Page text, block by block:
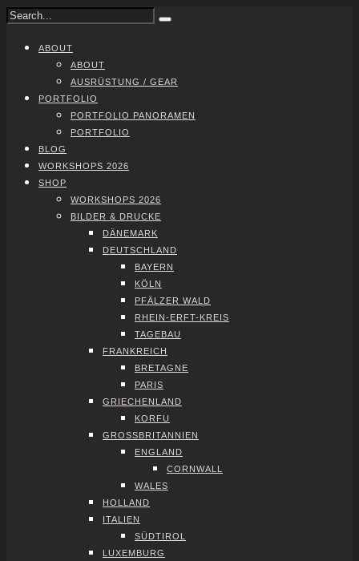
ABOUT
ABOUT
AUS­RÜS­TUNG / GEAR
PORT­FO­LIO
PORT­FO­LIO PAN­ORA­MEN
PORT­FO­LIO
BLOG
WORK­SHOPS 2026
SHOP
WORK­SHOPS 2026
BIL­DER & DRU­CKE
DÄNE­MARK
DEUTSCH­LAND
BAY­ERN
KÖLN
PFÄL­ZER WALD
RHEIN-ERFT-KREIS
TAGE­BAU
FRANK­REICH
BRE­TA­GNE
PARIS
GRIE­CHEN­LAND
KOR­FU
GROSS­BRI­TAN­NI­EN
ENG­LAND
CORN­WALL
WALES
HOL­LAND
ITA­LI­EN
SÜD­TI­ROL
LUXEM­BURG